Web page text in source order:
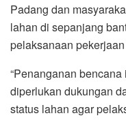
Padang dan
lahan di sepanjang
pelaksanaan
“Penanganan
diperlukan dukungan
status lahan agar